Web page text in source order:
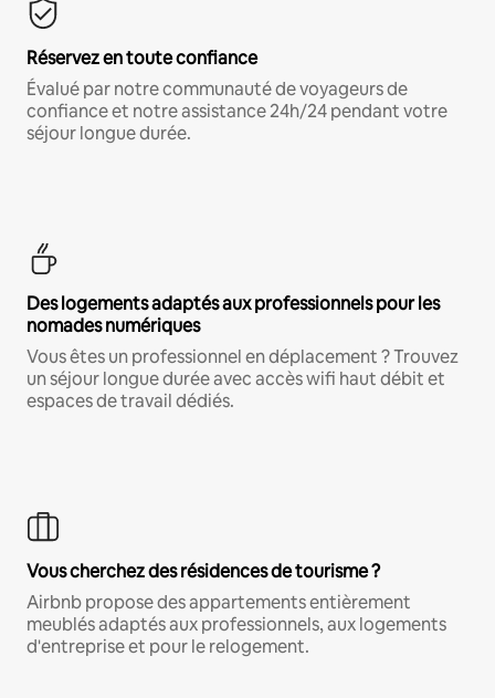
Réservez en toute confiance
Évalué par notre communauté de voyageurs de
confiance et notre assistance 24h/24 pendant votre
séjour longue durée.
Des logements adaptés aux professionnels pour les
nomades numériques
Vous êtes un professionnel en déplacement ? Trouvez
un séjour longue durée avec accès wifi haut débit et
espaces de travail dédiés.
Vous cherchez des résidences de tourisme ?
Airbnb propose des appartements entièrement
meublés adaptés aux professionnels, aux logements
d'entreprise et pour le relogement.